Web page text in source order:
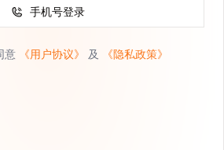
手机号登录
意 《用户协议》 及 《隐私政策》